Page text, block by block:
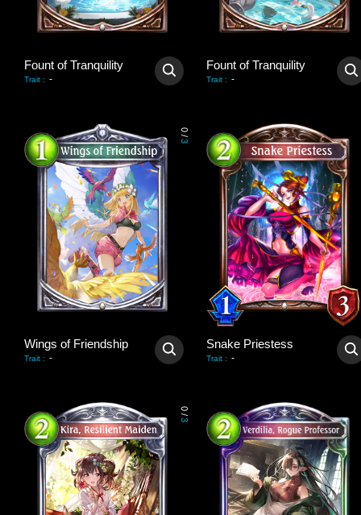
Fount of Tranquility
Trait : -
Fount of Tranquility
Trait : -
0
/
3
Wings of Friendship
Trait : -
Snake Priestess
Trait : -
0
/
3